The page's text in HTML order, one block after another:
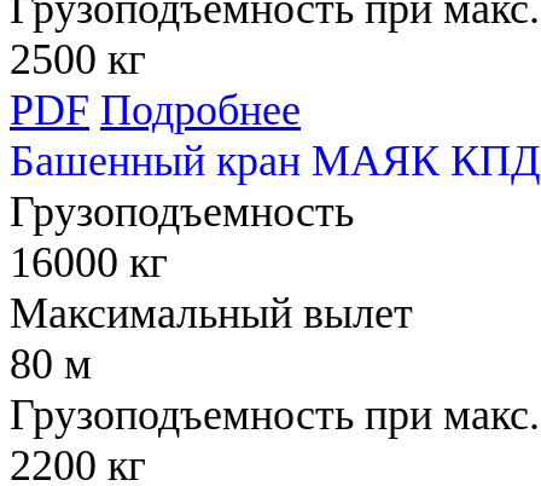
2500 кг
PDF Подробнее
Башенный кран МАЯК КПД
Грузоподъемность
16000 кг
Максимальный вылет
80 м
Грузоподъемность при
2200 кг